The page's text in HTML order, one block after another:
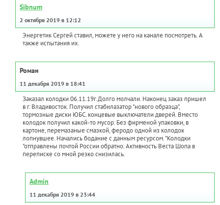
Sibnum
2 октября 2019 в 12:12
Энергетик Сергей ставил, можете у него на канале посмотреть. А
также испытания их.
Роман
11 декабря 2019 в 18:41
Заказал колодки 06.11.19г.Долго молчали. Наконец заказ пришел
в г. Владивосток. Получил стабилазатор "нового образца",
тормозные диски ЮБС. концевые выключатели дверей. Вместо
колодок получил какой-то мусор. Без фирменой упаковки, в
картоне, перемазаные смазкой, феродо одной из колодок
лопнувшее. Начались бодание с данным ресурсом. "Колодки
"отправлены почтой России обратно. Активность Веста Шопа в
переписке со мной резко снизилась.
Admin
11 декабря 2019 в 23:44